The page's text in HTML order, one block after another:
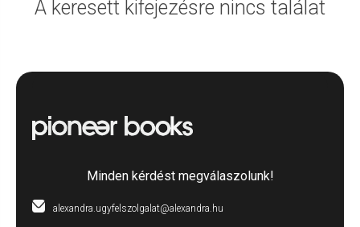
A keresett kifejezésre nincs találat
Minden kérdést megválaszolunk!
alexandra.ugyfelszolgalat@alexandra.hu